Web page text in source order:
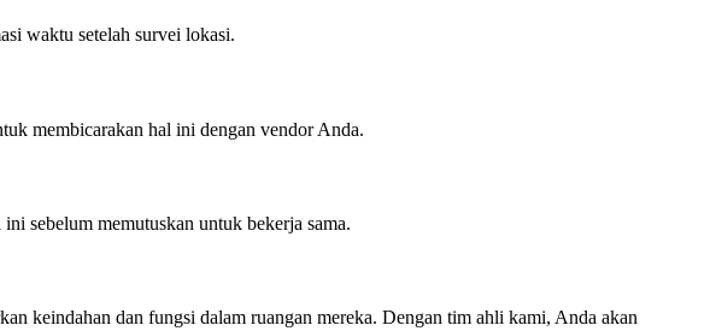
waktu setelah survei lokasi.
membicarakan hal ini dengan vendor Anda.
sebelum memutuskan untuk bekerja sama.
keindahan dan fungsi dalam ruangan mereka. Dengan tim ahli kami, Anda akan